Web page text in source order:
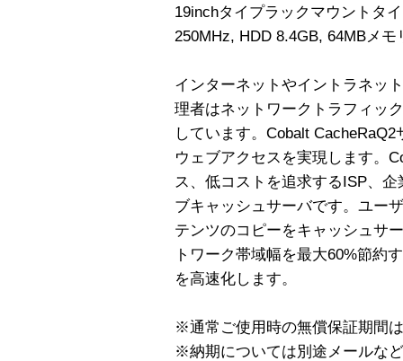
19inchタイプラックマウントタ
250MHz, HDD 8.4GB, 64MBメ
インターネットやイントラネッ
理者はネットワークトラフィッ
しています。Cobalt
ウェブアクセスを実現します。
ス、低コストを追求するISP、
ブキャッシュサーバです。ユー
テンツのコピーをキャッシュサ
トワーク帯域幅を最大60%節約
を高速化します。
※通常ご使用時の無償保証期間
※納期については別途メールな